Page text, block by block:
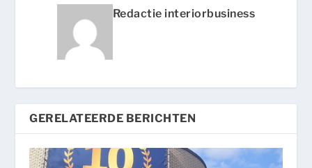
Redactie interiorbusiness
GERELATEERDE BERICHTEN